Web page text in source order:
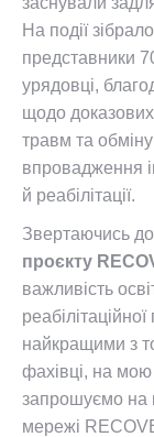
На події
представники
урядовці,
щодо
травм та
впровадження
й реабілітації.
Звертаючись до
проєкту
важливість
найкращими з
фахівці, на мою
запрошуємо на
мережі